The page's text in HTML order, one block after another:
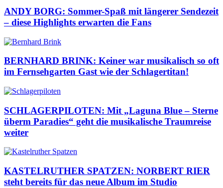
ANDY BORG: Sommer-Spaß mit längerer Sendezeit
– diese Highlights erwarten die Fans
BERNHARD BRINK: Keiner war musikalisch so oft
im Fernsehgarten Gast wie der Schlagertitan!
SCHLAGERPILOTEN: Mit „Laguna Blue – Sterne
überm Paradies“ geht die musikalische Traumreise
weiter
KASTELRUTHER SPATZEN: NORBERT RIER
steht bereits für das neue Album im Studio